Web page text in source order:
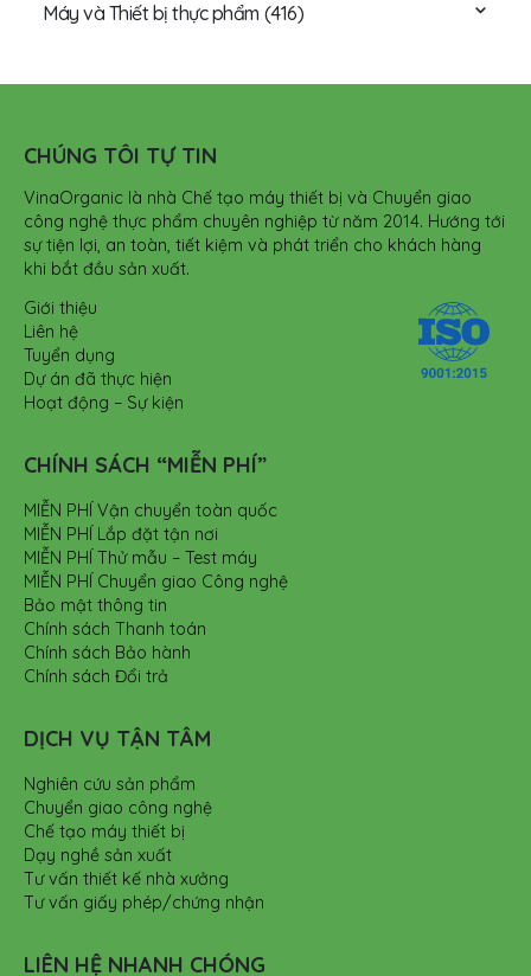
Máy và Thiết bị thực phẩm (416)
CHÚNG TÔI TỰ TIN
VinaOrganic là nhà Chế tạo máy thiết bị và Chuyển giao
công nghệ thực phẩm chuyên nghiệp từ năm 2014. Hướng tới
sự tiện lợi, an toàn, tiết kiệm và phát triển cho khách hàng
khi bắt đầu sản xuất.
Giới thiệu
Liên hệ
Tuyển dụng
Dự án đã thực hiện
Hoạt động – Sự kiện
CHÍNH SÁCH “MIỄN PHÍ”
MIỄN PHÍ Vận chuyển toàn quốc
MIỄN PHÍ Lắp đặt tận nơi
MIỄN PHÍ Thử mẫu – Test máy
MIỄN PHÍ Chuyển giao Công nghệ
Bảo mật thông tin
Chính sách Thanh toán
Chính sách Bảo hành
Chính sách Đổi trả
DỊCH VỤ TẬN TÂM
Nghiên cứu sản phẩm
Chuyển giao công nghệ
Chế tạo máy thiết bị
Dạy nghề sản xuất
Tư vấn thiết kế nhà xưởng
Tư vấn giấy phép/chứng nhận
LIÊN HỆ NHANH CHÓNG